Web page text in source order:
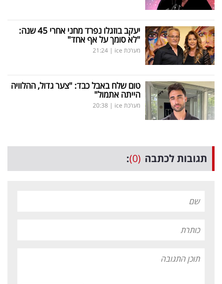
יעקב בוזגלו נפרד מחני אחרי 45 שנה:
"לא סומך על אף אחד"
מערכת ice |
21:24
טום שלח באבל כבד: "צער גדול, ההלוויה
הייתה אתמול"
מערכת ice |
20:38
תגובות לכתבה (0)
: